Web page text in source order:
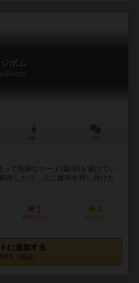
ジボム
って危険なカード(爆弾)を避けてい
除したり、人に爆弾を押し付けた
3
お気に入り
8
持ってる
に追加する
円（税込）